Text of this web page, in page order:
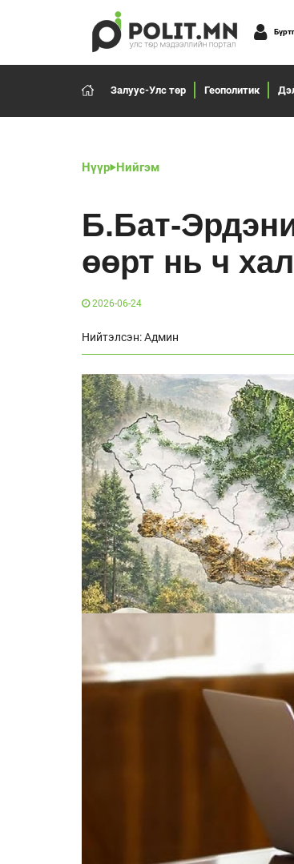
Залуус-Улс төр Геополитик
Нүүр Нийгэм
Б.Бат-
өөрт нь ч
2026-06-24
Нийтэлсэн: Админ